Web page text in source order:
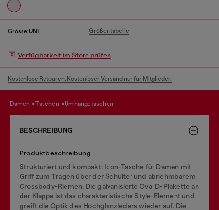
Grösse:UNI Größentabelle
Verfügbarkeit im Store prüfen
Kostenlose Retouren. Kostenloser Versand nur für Mitglieder.
damen taschen umhangetaschen
BESCHREIBUNG
Produktbeschreibung
Strukturiert und kompakt: Icon-Tasche für Damen mit
Griff zum Tragen über der Schulter und abnehmbarem
Crossbody-Riemen. Die galvanisierte Oval D-Plakette an
der Klappe ist das charakteristische Style-Element und
greift die Optik des Hochglanzleders wieder auf. Die